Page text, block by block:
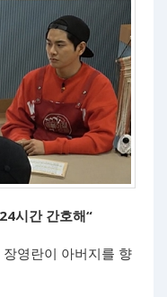
시간 간호해“
장영란이 아버지를 향